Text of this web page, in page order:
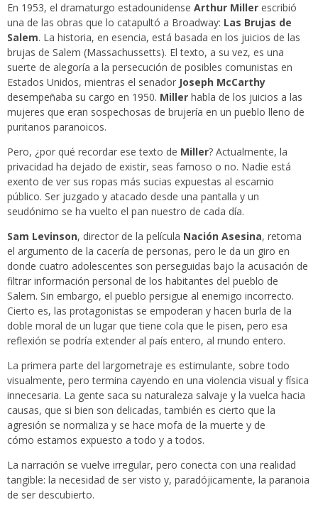
En 1953, el dramaturgo estadounidense Arthur Miller escribió
una de las obras que lo catapultó a Broadway: Las Brujas de
Salem. La historia, en esencia, está basada en los juicios de las
brujas de Salem (Massachussetts). El texto, a su vez, es una
suerte de alegoría a la persecución de posibles comunistas en
Estados Unidos, mientras el senador Joseph McCarthy
desempeñaba su cargo en 1950. Miller habla de los juicios a las
mujeres que eran sospechosas de brujería en un pueblo lleno de
puritanos paranoicos.
Pero, ¿por qué recordar ese texto de Miller? Actualmente, la
privacidad ha dejado de existir, seas famoso o no. Nadie está
exento de ver sus ropas más sucias expuestas al escarnio
público. Ser juzgado y atacado desde una pantalla y un
seudónimo se ha vuelto el pan nuestro de cada día.
Sam Levinson, director de la película Nación Asesina, retoma
el argumento de la cacería de personas, pero le da un giro en
donde cuatro adolescentes son perseguidas bajo la acusación de
filtrar información personal de los habitantes del pueblo de
Salem. Sin embargo, el pueblo persigue al enemigo incorrecto.
Cierto es, las protagonistas se empoderan y hacen burla de la
doble moral de un lugar que tiene cola que le pisen, pero esa
reflexión se podría extender al país entero, al mundo entero.
La primera parte del largometraje es estimulante, sobre todo
visualmente, pero termina cayendo en una violencia visual y física
innecesaria. La gente saca su naturaleza salvaje y la vuelca hacia
causas, que si bien son delicadas, también es cierto que la
agresión se normaliza y se hace mofa de la muerte y de
cómo estamos expuesto a todo y a todos.
La narración se vuelve irregular, pero conecta con una realidad
tangible: la necesidad de ser visto y, paradójicamente, la paranoia
de ser descubierto.